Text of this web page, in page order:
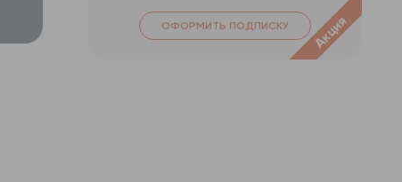
ОФОРМИТЬ ПОДПИСКУ Акция